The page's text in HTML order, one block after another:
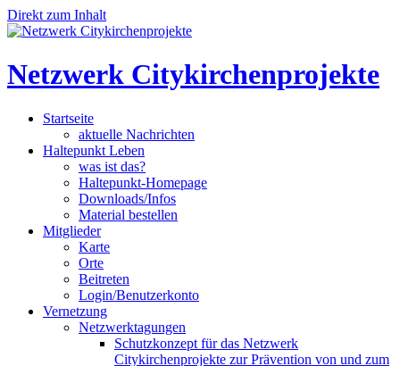
Direkt zum Inhalt
Netzwerk Citykirchenprojekte
Startseite
aktuelle Nachrichten
Haltepunkt Leben
was ist das?
Haltepunkt-Homepage
Downloads/Infos
Material bestellen
Mitglieder
Karte
Orte
Beitreten
Login/Benutzerkonto
Vernetzung
Netzwerktagungen
Schutzkonzept für das Netzwerk
Citykirchenprojekte zur Prävention von und zum